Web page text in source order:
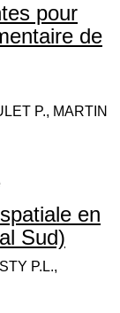
pour
de
P., MARTIN
en
Sud)
P.L.,